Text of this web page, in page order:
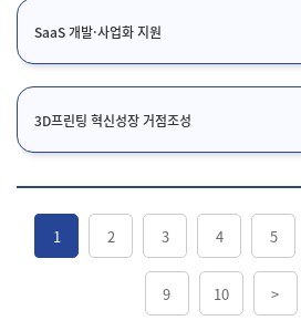
SaaS 개발·사업화 지원
3D프린팅 혁신성장 거점조성
1 2 3 4 5
9 10 >